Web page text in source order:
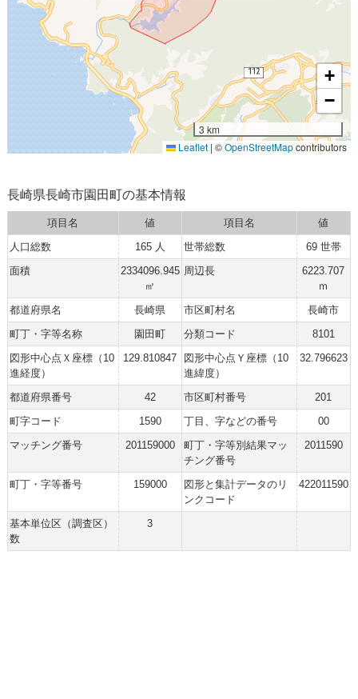
+
−
3 km
Leaflet | ©OpenStreetMapcontributors
長崎県長崎市園田町の基本情報
項目名 値 項目名
値
人口総数
165 人 世帯総数
69 世帯
面積
2334096.945
㎡
周辺長
6223.707
ｍ
都道府県名
長崎県 市区町村名
長崎市
町丁・字等名称
園田町 分類コード
8101
図形中心点Ｘ座標（10
進経度）
129.810847
図形中心点Ｙ座標（10
進緯度）
32.796623
都道府県番号 42 市区町村番号
201
町字コード
1590 丁目、字などの番号
00
マッチング番号
201159000
町丁・字等別結果マッ
チング番号
2011590
町丁・字等番号 159000
図形と集計データのリ
ンクコード
422011590
基本単位区（調査区）
数
3